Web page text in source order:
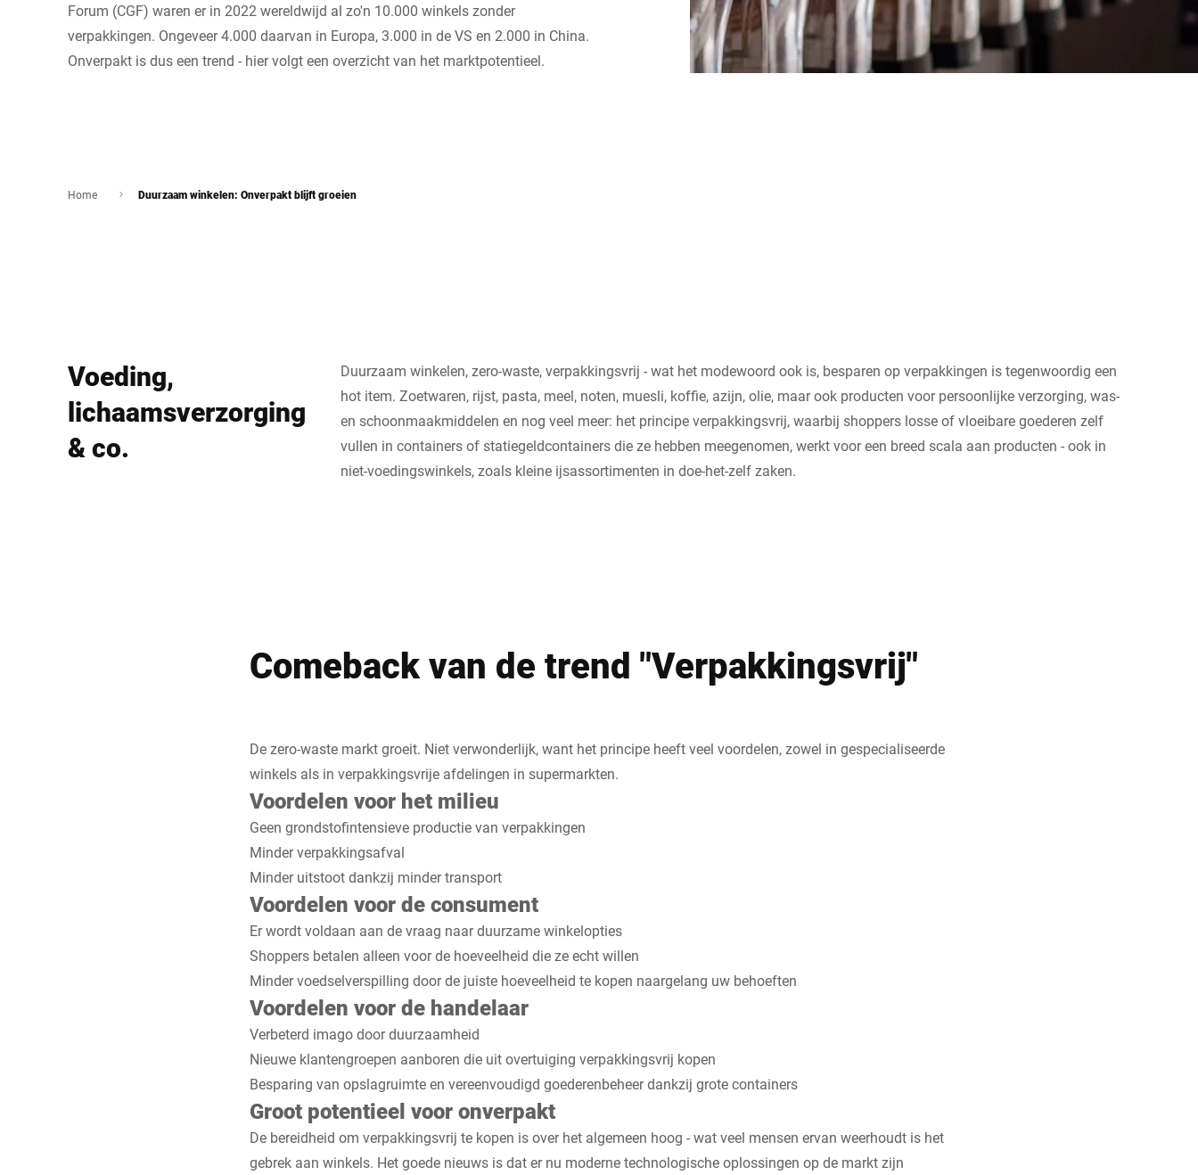
Forum (CGF) waren er in 2022 wereldwijd al zo'n 10.000 winkels zonder
verpakkingen. Ongeveer 4.000 daarvan in Europa, 3.000 in de VS en 2.000 in China.
Onverpakt is dus een trend - hier volgt een overzicht van het marktpotentieel.
Home Duurzaam winkelen: Onverpakt blijft groeien
Voeding,
lichaamsverzorging
& co.
Duurzaam winkelen, zero-waste, verpakkingsvrij - wat het modewoord ook is, besparen op verpakkingen is tegenwoordig een
hot item. Zoetwaren, rijst, pasta, meel, noten, muesli, koffie, azijn, olie, maar ook producten voor persoonlijke verzorging, was-
en schoonmaakmiddelen en nog veel meer: het principe verpakkingsvrij, waarbij shoppers losse of vloeibare goederen zelf
vullen in containers of statiegeldcontainers die ze hebben meegenomen, werkt voor een breed scala aan producten - ook in
niet-voedingswinkels, zoals kleine ijsassortimenten in doe-het-zelf zaken.
Comeback van de trend "Verpakkingsvrij"
De zero-waste markt groeit. Niet verwonderlijk, want het principe heeft veel voordelen, zowel in gespecialiseerde
winkels als in verpakkingsvrije afdelingen in supermarkten.
Voordelen voor het milieu
Geen grondstofintensieve productie van verpakkingen
Minder verpakkingsafval
Minder uitstoot dankzij minder transport
Voordelen voor de consument
Er wordt voldaan aan de vraag naar duurzame winkelopties
Shoppers betalen alleen voor de hoeveelheid die ze echt willen
Minder voedselverspilling door de juiste hoeveelheid te kopen naargelang uw behoeften
Voordelen voor de handelaar
Verbeterd imago door duurzaamheid
Nieuwe klantengroepen aanboren die uit overtuiging verpakkingsvrij kopen
Besparing van opslagruimte en vereenvoudigd goederenbeheer dankzij grote containers
Groot potentieel voor onverpakt
De bereidheid om verpakkingsvrij te kopen is over het algemeen hoog - wat veel mensen ervan weerhoudt is het
gebrek aan winkels. Het goede nieuws is dat er nu moderne technologische oplossingen op de markt zijn